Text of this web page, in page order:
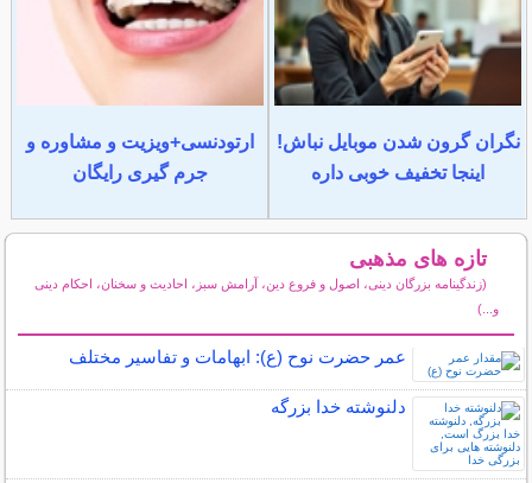
نگران گرون شدن موبایل نباش!
اینجا تخفیف خوبی داره
ارتودنسی+ویزیت و مشاوره و
جرم گیری رایگان
تازه های مذهبی
(زندگینامه بزرگان دینی، اصول و فروع دین، آرامش سبز، احادیث و سخنان، احکام دینی
و...)
عمر حضرت نوح (ع): ابهامات و تفاسیر مختلف
دلنوشته خدا بزرگه